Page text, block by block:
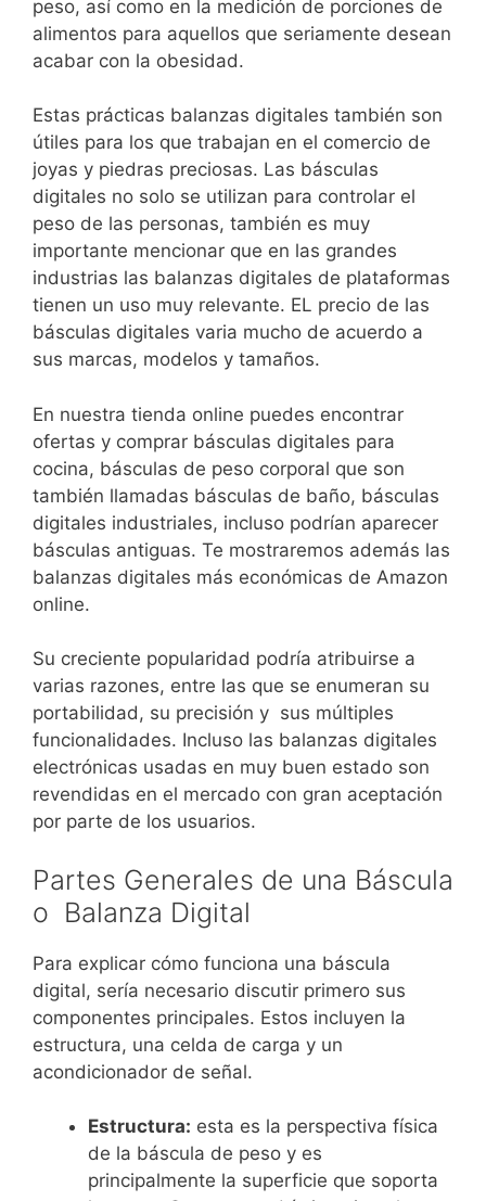
peso, así como en la medición de porciones de
alimentos para aquellos que seriamente desean
acabar con la obesidad.
Estas prácticas balanzas digitales también son
útiles para los que trabajan en el comercio de
joyas y piedras preciosas. Las básculas
digitales no solo se utilizan para controlar el
peso de las personas, también es muy
importante mencionar que en las grandes
industrias las balanzas digitales de plataformas
tienen un uso muy relevante. EL precio de las
básculas digitales varia mucho de acuerdo a
sus marcas, modelos y tamaños.
En nuestra tienda online puedes encontrar
ofertas y comprar básculas digitales para
cocina, básculas de peso corporal que son
también llamadas básculas de baño, básculas
digitales industriales, incluso podrían aparecer
básculas antiguas. Te mostraremos además las
balanzas digitales más económicas de Amazon
online.
Su creciente popularidad podría atribuirse a
varias razones, entre las que se enumeran su
portabilidad, su precisión y sus múltiples
funcionalidades. Incluso las balanzas digitales
electrónicas usadas en muy buen estado son
revendidas en el mercado con gran aceptación
por parte de los usuarios.
Partes Generales de una Báscula
o Balanza Digital
Para explicar cómo funciona una báscula
digital, sería necesario discutir primero sus
componentes principales. Estos incluyen la
estructura, una celda de carga y un
acondicionador de señal.
Estructura: esta es la perspectiva física
de la báscula de peso y es
principalmente la superficie que soporta